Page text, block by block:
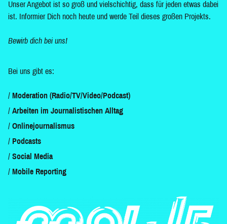
Unser Angebot ist so groß und vielschichtig, dass für jeden etwas dabei
ist. Informier Dich noch heute und werde Teil dieses großen Projekts.
Bewirb dich bei uns!
Bei uns gibt es:
Moderation (Radio/TV/Video/Podcast)
Arbeiten im Journalistischen Alltag
Onlinejournalismus
Podcasts
Social Media
Mobile Reporting